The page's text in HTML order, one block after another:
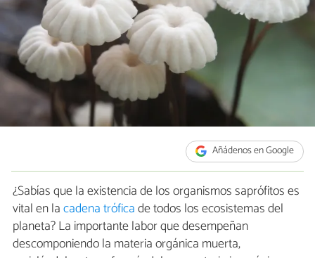
Añádenos en Google
¿Sabías que la existencia de los organismos saprófitos es
vital en lacadena tróficade todos los ecosistemas del
planeta? La importante labor que desempeñan
descomponiendo la materia orgánica muerta,